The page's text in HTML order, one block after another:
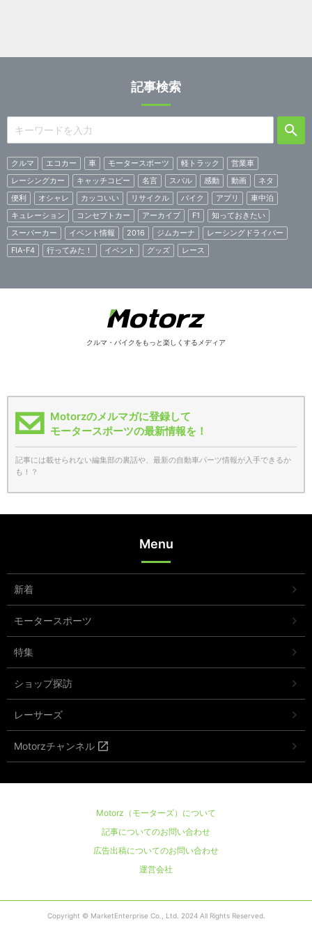
記事検索
クルマ エコカー 車 モータースポーツ 軽トラック
営業車
レーシングカー
キャッチコピー 名言 スバル 感動 動画
ネタ
便利
オシャレ カッコいい リサイクル バイク アプリ
車中泊
キュレーション
コンセプトカー アーカイブ F1
知っておきたい
スーパーカー
イベント情報 2016 ジムカーナ
レーシングドライバー
FIA-F4
行ってみた！ イベント グッズ レース
クルマ・バイクをもっと楽しくするメディア
Motorzのメルマガに登録して
モータースポーツの最新情報を！
記事には載せられない編集部の裏話や、最新の自動車パーツ情報が入手できるか
も！？
Menu
新着
モータースポーツ
特集
ショップ探訪
レーサーズ
Motorzチャンネル
Motorz（モーターズ）について
記事についてのお問い合わせ
広告出稿についてのお問い合わせ
運営会社
Copyright © MarketEnterprise Co., Ltd. 2024 All Rights Reserved.